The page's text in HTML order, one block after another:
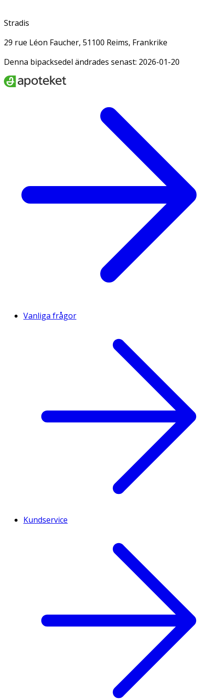
Stradis
29 rue Léon Faucher, 51100 Reims, Frankrike
Denna bipacksedel ändrades senast: 2026-01-20
Vanliga frågor
Kundservice